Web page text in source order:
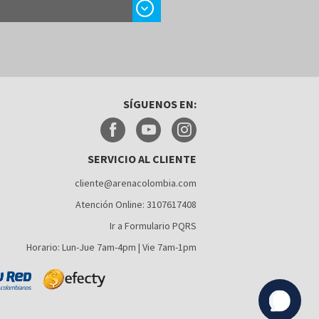
chevron_right
SÍGUENOS EN:
SERVICIO AL CLIENTE
cliente@arenacolombia.com
Atención Online: 3107617408
Ir a Formulario PQRS
Horario: Lun-Jue 7am-4pm | Vie 7am-1pm